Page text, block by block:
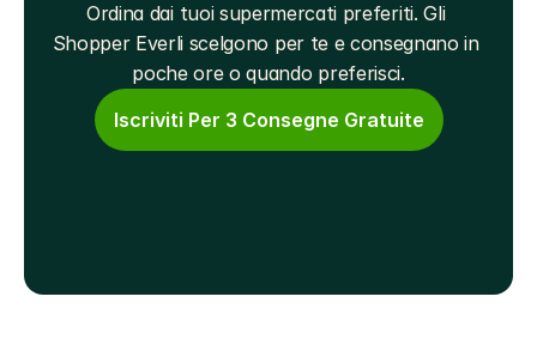
Ordina dai tuoi supermercati preferiti. Gli
Shopper Everli scelgono per te e consegnano in
poche ore o quando preferisci.
Iscriviti Per 3 Consegne Gratuite